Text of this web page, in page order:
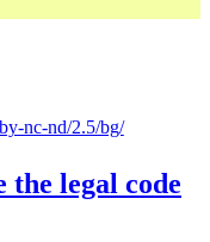
nc-nd/2.5/bg/
the legal code